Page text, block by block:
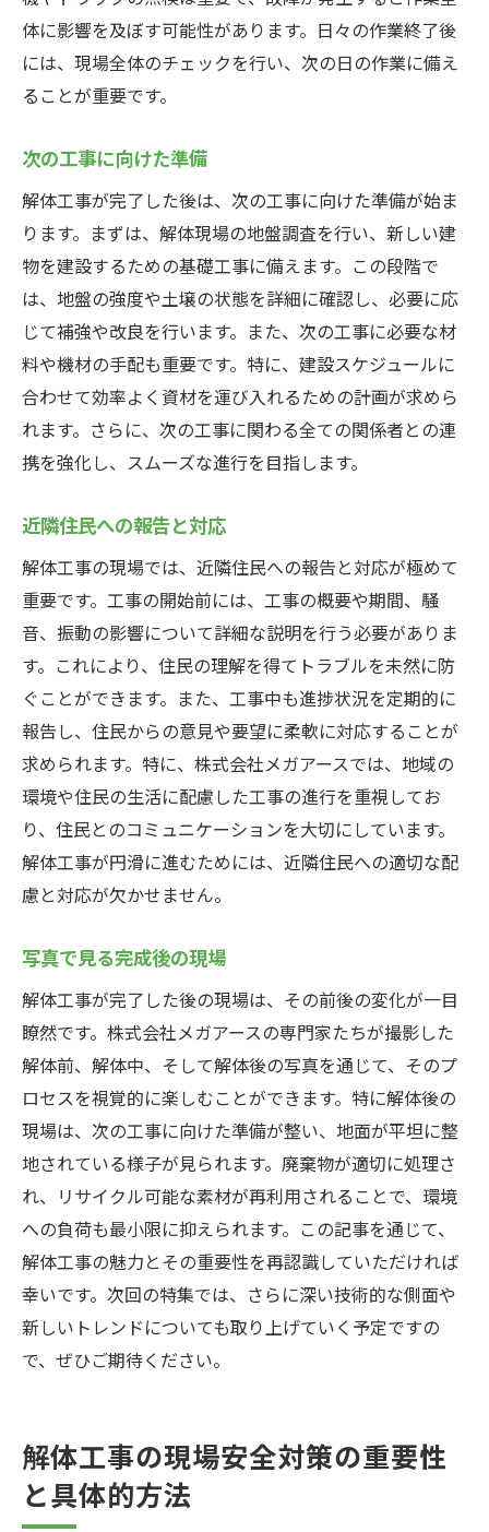
体に影響を及ぼす可能性があります。日々の作業終了後
には、現場全体のチェックを行い、次の日の作業に備え
ることが重要です。
次の工事に向けた準備
解体工事が完了した後は、次の工事に向けた準備が始ま
ります。まずは、解体現場の地盤調査を行い、新しい建
物を建設するための基礎工事に備えます。この段階で
は、地盤の強度や土壌の状態を詳細に確認し、必要に応
じて補強や改良を行います。また、次の工事に必要な材
料や機材の手配も重要です。特に、建設スケジュールに
合わせて効率よく資材を運び入れるための計画が求めら
れます。さらに、次の工事に関わる全ての関係者との連
携を強化し、スムーズな進行を目指します。
近隣住民への報告と対応
解体工事の現場では、近隣住民への報告と対応が極めて
重要です。工事の開始前には、工事の概要や期間、騒
音、振動の影響について詳細な説明を行う必要がありま
す。これにより、住民の理解を得てトラブルを未然に防
ぐことができます。また、工事中も進捗状況を定期的に
報告し、住民からの意見や要望に柔軟に対応することが
求められます。特に、株式会社メガアースでは、地域の
環境や住民の生活に配慮した工事の進行を重視してお
り、住民とのコミュニケーションを大切にしています。
解体工事が円滑に進むためには、近隣住民への適切な配
慮と対応が欠かせません。
写真で見る完成後の現場
解体工事が完了した後の現場は、その前後の変化が一目
瞭然です。株式会社メガアースの専門家たちが撮影した
解体前、解体中、そして解体後の写真を通じて、そのプ
ロセスを視覚的に楽しむことができます。特に解体後の
現場は、次の工事に向けた準備が整い、地面が平坦に整
地されている様子が見られます。廃棄物が適切に処理さ
れ、リサイクル可能な素材が再利用されることで、環境
への負荷も最小限に抑えられます。この記事を通じて、
解体工事の魅力とその重要性を再認識していただければ
幸いです。次回の特集では、さらに深い技術的な側面や
新しいトレンドについても取り上げていく予定ですの
で、ぜひご期待ください。
解体工事の現場安全対策の重要性
と具体的方法